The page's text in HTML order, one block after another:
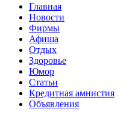
Главная
Новости
Фирмы
Афиша
Отдых
Здоровье
Юмор
Статьи
Кредитная амнистия
Объявления